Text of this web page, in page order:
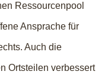
Ressourcenpool
Ansprache für
Auch die
Ortsteilen verbessert